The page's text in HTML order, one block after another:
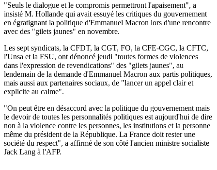
"Seuls le dialogue et le compromis permettront l'apaisement", a
insisté M. Hollande qui avait essuyé les critiques du gouvernement
en égratignant la politique d'Emmanuel Macron lors d'une rencontre
avec des "gilets jaunes" en novembre.
Les sept syndicats, la CFDT, la CGT, FO, la CFE-CGC, la CFTC,
l'Unsa et la FSU, ont dénoncé jeudi "toutes formes de violences
dans l'expression de revendications" des "gilets jaunes", au
lendemain de la demande d'Emmanuel Macron aux partis politiques,
mais aussi aux partenaires sociaux, de "lancer un appel clair et
explicite au calme".
"On peut être en désaccord avec la politique du gouvernement mais
le devoir de toutes les personnalités politiques est aujourd'hui de dire
non à la violence contre les personnes, les institutions et la personne
même du président de la République. La France doit rester une
société du respect", a affirmé de son côté l'ancien ministre socialiste
Jack Lang à l'AFP.